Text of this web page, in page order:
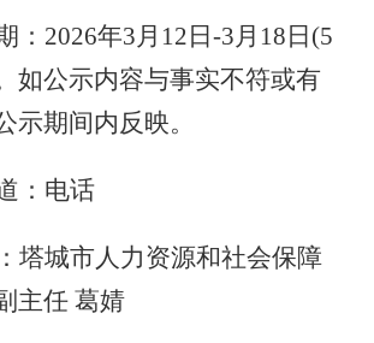
： 2026年3月12日-3月18日(5
如公示内容与事实不符或有
示期间内反映。
：电话
塔城市人力资源和社会保障
主任 葛婧